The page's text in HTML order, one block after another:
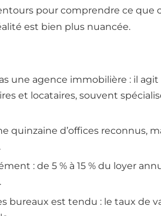
pour comprendre ce que
est bien plus nuancée.
une agence immobilière : il
et locataires, souvent
quinzaine d’offices reconnus,
: de 5 % à 15 % du loyer
bureaux est tendu : le taux de